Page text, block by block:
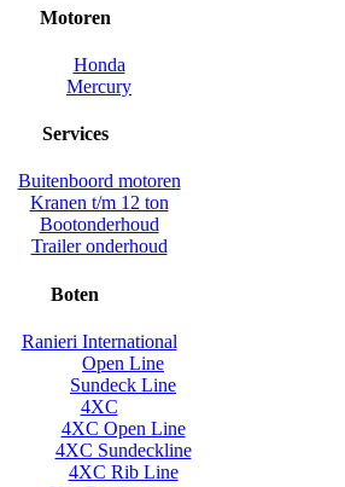
Motoren
Honda
Mercury
Services
Buitenboord motoren
Kranen t/m 12 ton
Bootonderhoud
Trailer onderhoud
Boten
Ranieri International
Open Line
Sundeck Line
4XC
4XC Open Line
4XC Sundeckline
4XC Rib Line